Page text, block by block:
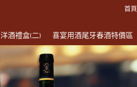
首頁
洋酒禮盒(二) 喜宴用酒尾牙春酒特價區